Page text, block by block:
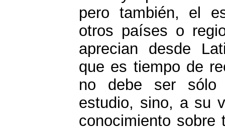
pero también, el
otros países o
aprecian desde
que es tiempo de
no debe ser sólo
estudio, sino, a su
conocimiento sobre